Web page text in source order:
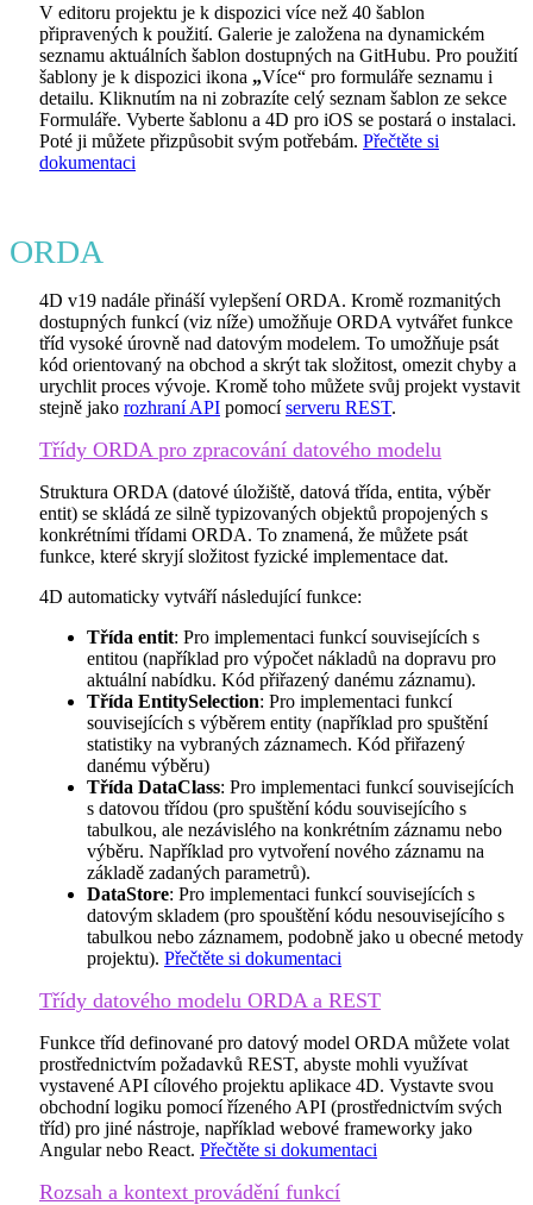
V editoru projektu je k dispozici více než 40 šablon
připravených k použití. Galerie je založena na dynamickém
seznamu aktuálních šablon dostupných na GitHubu. Pro použití
šablony je k dispozici ikona „Více“ pro formuláře seznamu i
detailu. Kliknutím na ni zobrazíte celý seznam šablon ze sekce
Formuláře. Vyberte šablonu a 4D pro iOS se postará o instalaci.
Poté ji můžete přizpůsobit svým potřebám. Přečtěte si
dokumentaci
ORDA
4D v19 nadále přináší vylepšení ORDA. Kromě rozmanitých
dostupných funkcí (viz níže) umožňuje ORDA vytvářet funkce
tříd vysoké úrovně nad datovým modelem. To umožňuje psát
kód orientovaný na obchod a skrýt tak složitost, omezit chyby a
urychlit proces vývoje. Kromě toho můžete svůj projekt vystavit
stejně jako rozhraní API pomocíserveru REST.
Třídy ORDA pro zpracování datového modelu
Struktura ORDA (datové úložiště, datová třída, entita, výběr
entit) se skládá ze silně typizovaných objektů propojených s
konkrétními třídami ORDA. To znamená, že můžete psát
funkce, které skryjí složitost fyzické implementace dat.
4D automaticky vytváří následující funkce:
Třída entit: Pro implementaci funkcí souvisejících s
entitou (například pro výpočet nákladů na dopravu pro
aktuální nabídku. Kód přiřazený danému záznamu).
Třída EntitySelection: Pro implementaci funkcí
souvisejících s výběrem entity (například pro spuštění
statistiky na vybraných záznamech. Kód přiřazený
danému výběru)
Třída DataClass: Pro implementaci funkcí souvisejících
s datovou třídou (pro spuštění kódu souvisejícího s
tabulkou, ale nezávislého na konkrétním záznamu nebo
výběru. Například pro vytvoření nového záznamu na
základě zadaných parametrů).
DataStore: Pro implementaci funkcí souvisejících s
datovým skladem (pro spouštění kódu nesouvisejícího s
tabulkou nebo záznamem, podobně jako u obecné metody
projektu). Přečtěte si dokumentaci
Třídy datového modelu ORDA a REST
Funkce tříd definované pro datový model ORDA můžete volat
prostřednictvím požadavků REST, abyste mohli využívat
vystavené API cílového projektu aplikace 4D. Vystavte svou
obchodní logiku pomocí řízeného API (prostřednictvím svých
tříd) pro jiné nástroje, například webové frameworky jako
Angular nebo React. Přečtěte si dokumentaci
Rozsah a kontext provádění funkcí